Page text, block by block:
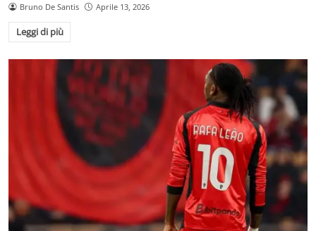
Bruno De Santis Aprile 13, 2026
Leggi di più